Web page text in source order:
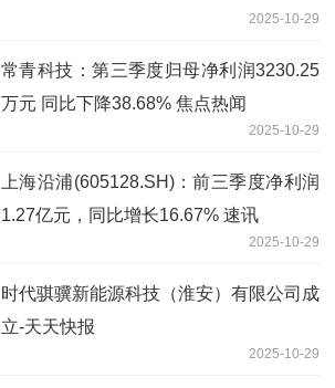
2025-10-29
常青科技：第三季度归母净利润3230.25
万元 同比下降38.68% 焦点热闻
2025-10-29
上海沿浦(605128.SH)：前三季度净利润
1.27亿元，同比增长16.67% 速讯
2025-10-29
时代骐骥新能源科技（淮安）有限公司成
立-天天快报
2025-10-29